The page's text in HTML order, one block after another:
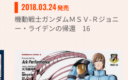
2018.03.24発売
機動戦士ガンダムＭＳＶ‐Ｒジョニ
ー・ライデンの帰還 16